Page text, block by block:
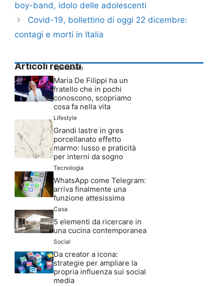
boy-band, idolo delle adolescenti
Covid-19, bollettino di oggi 22 dicembre:
contagi e morti in Italia
Articoli recenti
Spettacolo
Maria De Filippi ha un
fratello che in pochi
conoscono, scopriamo
cosa fa nella vita
Lifestyle
Grandi lastre in gres
porcellanato effetto
marmo: lusso e praticità
per interni da sogno
Tecnologia
WhatsApp come Telegram:
arriva finalmente una
funzione attesissima
Casa
5 elementi da ricercare in
una cucina contemporanea
Social
Da creator a icona:
strategie per ampliare la
propria influenza sui social
media